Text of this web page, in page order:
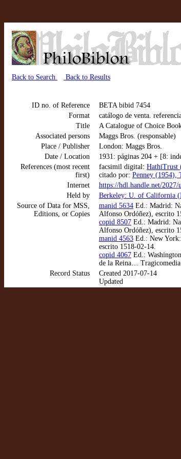
Back to Search Back to Results
ID no. of Reference
BETA bibid 7454
Format
catálogo de venta.
Title
A Catalogue of Choice
Associated persons
Maggs Bros. (responsable)
Place / Publisher
London: Maggs Bros.
Date / Location
1931: páginas 204 + [8:
References (most recent
first)
facsimil digital: HathiTrust
citado por: Penney (1954),
Internet
https://hdl.handle.net/2027/
Held by
Berkeley: U. of California
Source of Data for MSS,
Editions, or Copies
manid 5634 Ed.: Madrid:
Alfonso Ordóñez), escrito
copid 8507 Ed.: Madrid:
Alfonso Ordóñez), escrito
manid 4563 Ed.: New
escrito 1518-02-14.
copid 4067 Ed.:
de la Reina…
Record Status
Created 2017-07-14
Updated